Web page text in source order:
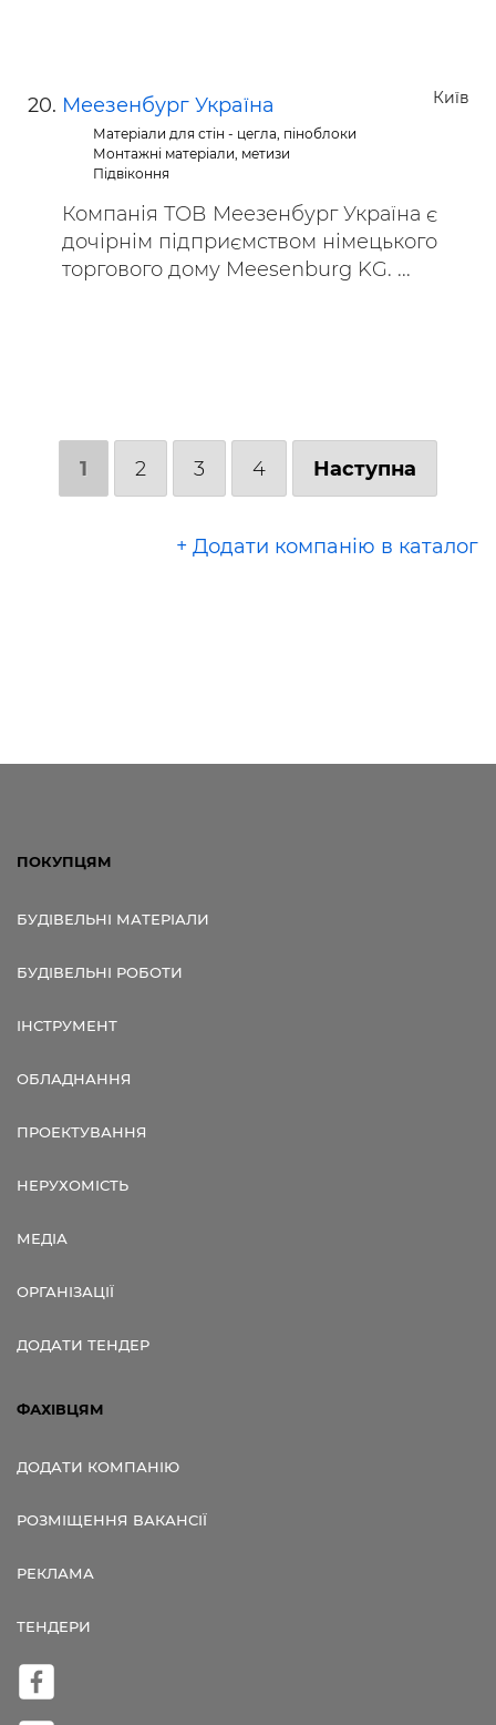
Київ
Меезенбург Україна
Матеріали для стін - цегла, піноблоки
Монтажні матеріали, метизи
Підвіконня
Компанія ТОВ Меезенбург Україна є
дочірнім підприємством німецького
торгового дому Meesenburg KG. ...
1 2 3 4 Наступна
+ Додати компанію в каталог
ПОКУПЦЯМ
БУДІВЕЛЬНІ МАТЕРІАЛИ
БУДІВЕЛЬНІ РОБОТИ
ІНСТРУМЕНТ
ОБЛАДНАННЯ
ПРОЕКТУВАННЯ
НЕРУХОМІСТЬ
МЕДІА
ОРГАНІЗАЦІЇ
ДОДАТИ ТЕНДЕР
ФАХІВЦЯМ
ДОДАТИ КОМПАНІЮ
РОЗМІЩЕННЯ ВАКАНСІЇ
РЕКЛАМА
ТЕНДЕРИ